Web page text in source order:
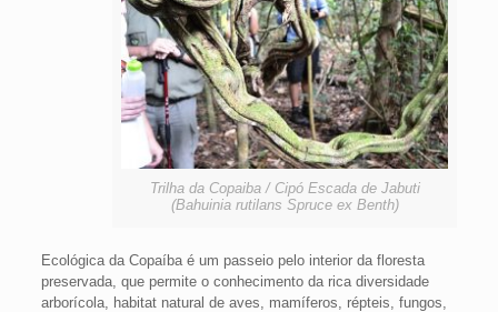
Trilha da Copaiba / Cipó Escada de Jabuti
(Bahuinia rutilans Spruce ex Benth)
Ecológica da Copaíba é um passeio pelo interior da floresta
preservada, que permite o conhecimento da rica diversidade
arborícola, habitat natural de aves, mamíferos, répteis, fungos,